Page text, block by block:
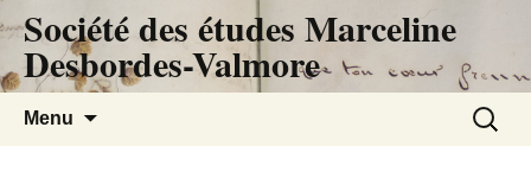
Société des études Marceline
Desbordes-Valmore
Menu